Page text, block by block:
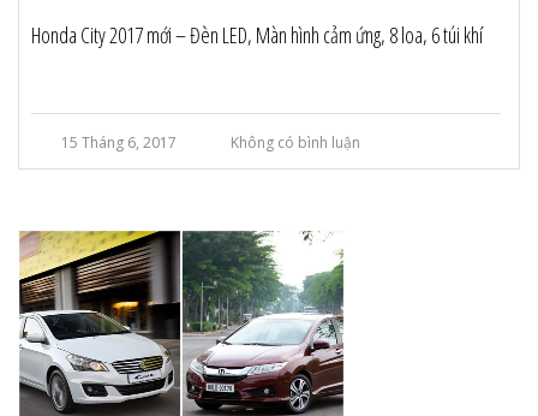
Honda City 2017 mới – Đèn LED, Màn hình cảm ứng, 8 loa, 6 túi khí
15 Tháng 6, 2017 Không có bình luận